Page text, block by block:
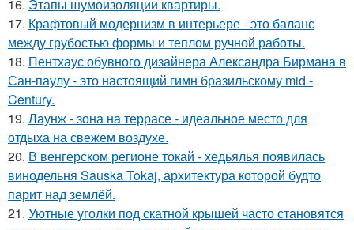
16. Этапы шумоизоляции квартиры.
17. Крафтовый модернизм в интерьере - это баланс
между грубостью формы и теплом ручной работы.
18. Пентхаус обувного дизайнера Александра Бирмана в
Сан-паулу - это настоящий гимн бразильскому mid -
Century.
19. Лаунж - зона на террасе - идеальное место для
отдыха на свежем воздухе.
20. В венгерском регионе токай - хедьялья появилась
винодельня Sauska Tokaj, архитектура которой будто
парит над землёй.
21. Уютные уголки под скатной крышей часто становятся